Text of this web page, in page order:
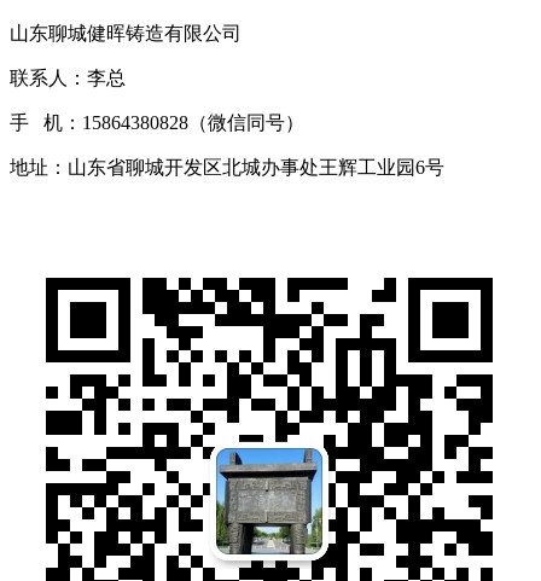
山东聊城健晖铸造有限公司
联系人：李总
手 机：15864380828（微信同号）
地址：山东省聊城开发区北城办事处王辉工业园6号